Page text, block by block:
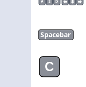
A
S D
Spacebar
C